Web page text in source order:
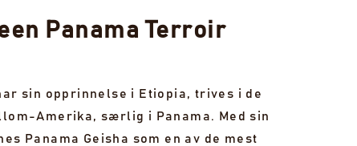
VIS 1 UTSOLGT PARTI
Panama Terroir
sin opprinnelse i Etiopia, trives i de
Amerika, særlig i Panama. Med sin
Panama Geisha som en av de mest